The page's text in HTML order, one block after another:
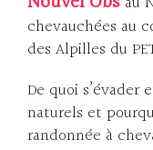
chevauchées au
des Alpilles du
De quoi s’évader
naturels et
randonnée à